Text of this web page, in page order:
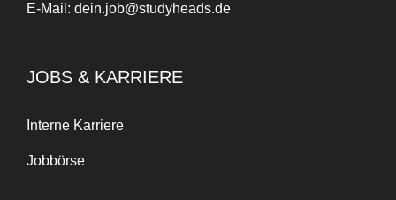
E-Mail: dein.job@studyheads.de
JOBS & KARRIERE
Interne Karriere
Jobbörse